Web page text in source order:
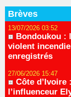
Brèves
13/07/2026 03:52
Bondoukou :
violent
enregistrés
27/06/2026 15:47
Côte d’Ivoire
l’influenceur